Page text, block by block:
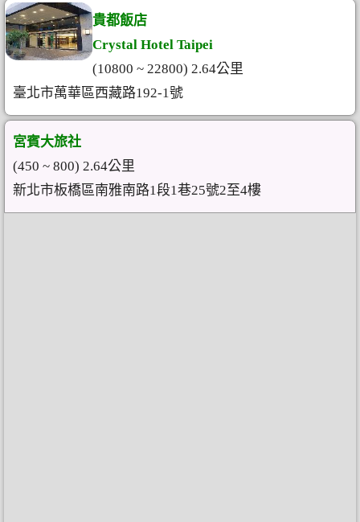
貴都飯店
Crystal Hotel Taipei
(10800 ~ 22800) 2.64公里
臺北市萬華區西藏路192-1號
宮賓大旅社
(450 ~ 800) 2.64公里
新北市板橋區南雅南路1段1巷25號2至4樓